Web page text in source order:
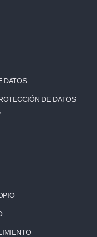
DATOS
DE DATOS